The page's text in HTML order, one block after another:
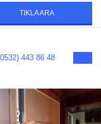
TIKLA ARA
443 86 48